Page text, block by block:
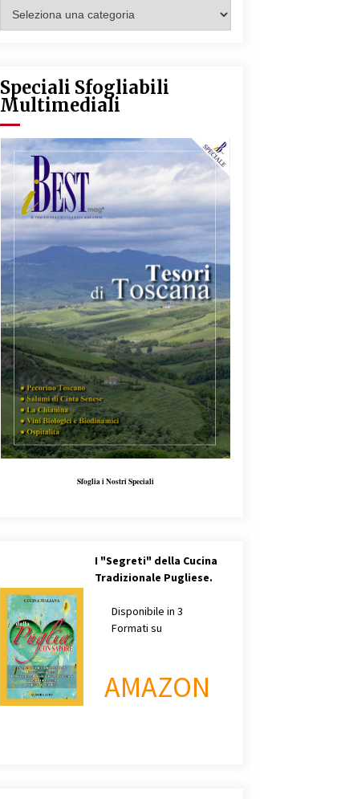
Articoli
Speciali Sfogliabili
Multimediali
Sfoglia i Nostri Speciali
I "Segreti" della Cucina
Tradizionale Pugliese.
Disponibile in 3
Formati su
AMAZON